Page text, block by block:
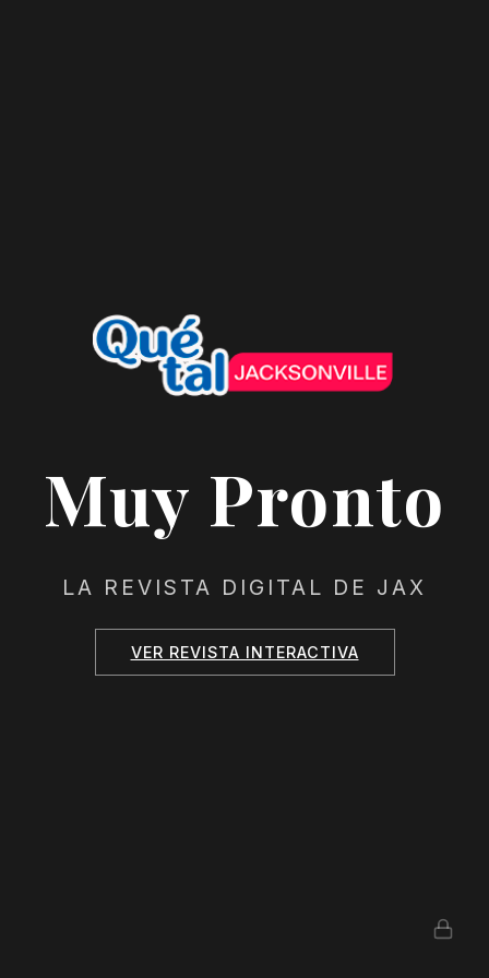
Muy Pronto
LA REVISTA DIGITAL DE JAX
VER REVISTA INTERACTIVA